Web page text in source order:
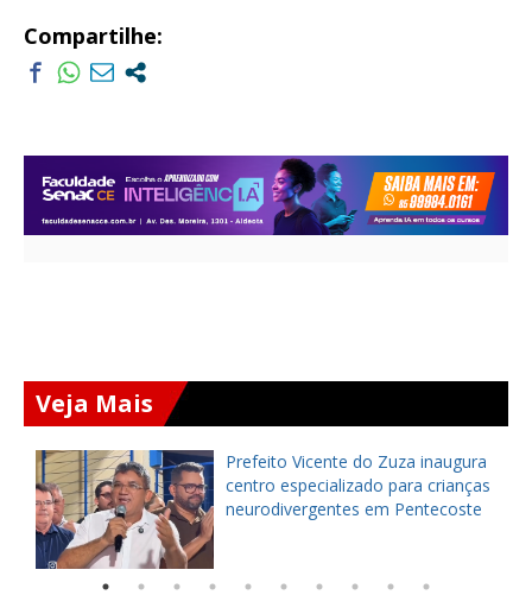
Compartilhe:
Veja Mais
Prefeito Vicente do Zuza inaugura
centro especializado para crianças
neurodivergentes em Pentecoste